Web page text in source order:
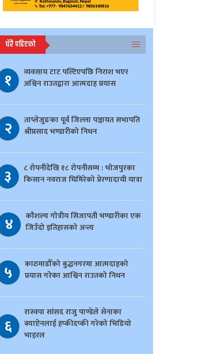
धेरै पढिएको
१
व्यवसाय टाट पल्टिएपछि निराश भएर
अश्विन राउतद्वारा आत्मदाह प्रयास
२
ताप्लेजुङका पूर्व जिल्ला पञ्चायत सभापति
श्रीप्रसाद भण्डारीको निधन
३
८ रोपनीदेखि १८ रोपनीसम्म : भोजपुरका
किसान नवराज घिमिरेको प्रेरणादायी यात्रा
४
काैशल्य गोत्रीय सिजापती भण्डारीका एक
जिउँदो इतिहासको अन्त्य
५
काठमाडौँको बुद्धनगरमा आत्मदाहको
प्रयास गरेका आश्विन राउतको निधन
६
रास्वपा सांसद राजु पाण्डेले सेनाका
क्याप्टेनलाई हप्कीदप्की गरेको भिडियो
भाइरल